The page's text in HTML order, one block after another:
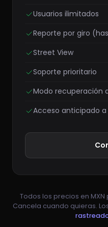
Usuarios ilimitados
Reporte por giro
Street View
Soporte prioritario
Modo recuperación
Acceso anticipado
Todos los precios en
Cancela cuando quieras.